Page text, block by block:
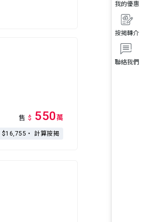
聯絡我們
按揭轉介
我的優惠
售 $ 550萬
$16,755・ 計算按揭